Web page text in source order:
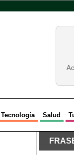
Tecnología Salud